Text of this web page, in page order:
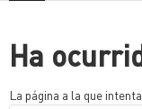
Ha
La página a la que